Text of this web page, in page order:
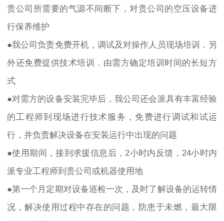
贵公司所需要的气源不间断下，对贵公司的空压设备进
行保养维护
●我公司负责免费开机，调试及对操作人员现场培训．另
外还免费提供技术培训．由需方确定培训时间的长短方
式
●对需方的设备安装完毕后，我公司还会派具有丰富经验
的工程师到现场进行技术服务，免费进行调试和试运
行，并负责解决设备在安装运行中出现的问题
●使用期间，接到求援信息后，2小时内反馈，24小时内
派专业工程师到贵公司或机器使用地
●第一个月定期对设备巡检一次，及时了解设备的运转情
况，解决使用过程中存在的问题，防患于未燃，最大限